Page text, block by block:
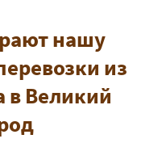
нашу
из
в Великий